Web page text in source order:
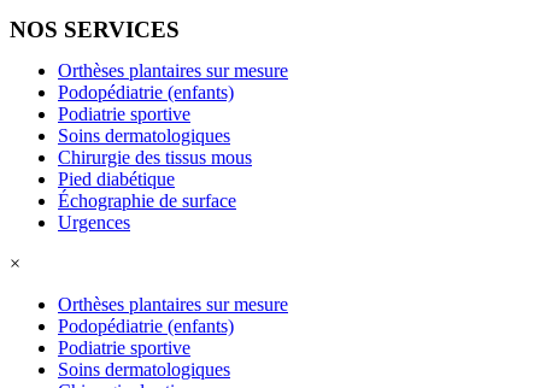
NOS SERVICES
Orthèses plantaires sur mesure
Podopédiatrie (enfants)
Podiatrie sportive
Soins dermatologiques
Chirurgie des tissus mous
Pied diabétique
Échographie de surface
Urgences
×
Orthèses plantaires sur mesure
Podopédiatrie (enfants)
Podiatrie sportive
Soins dermatologiques